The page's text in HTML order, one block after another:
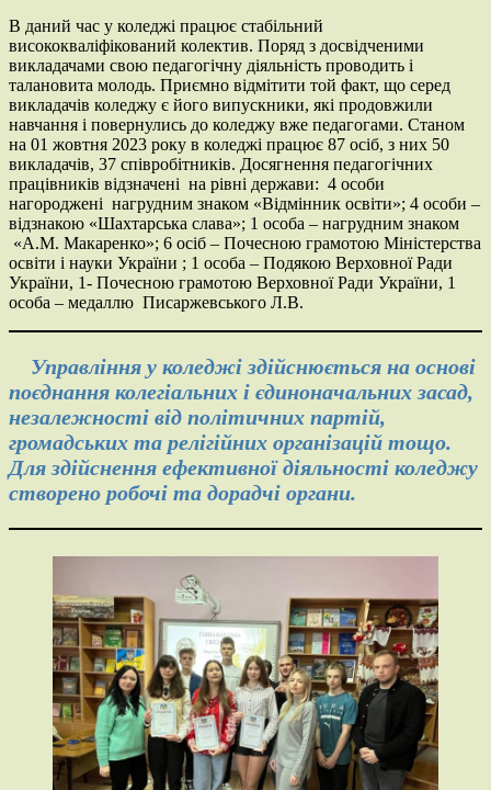
В даний час у коледжі працює стабільний
висококваліфікований колектив. Поряд з досвідченими
викладачами свою педагогічну діяльність проводить і
талановита молодь. Приємно відмітити той факт, що серед
викладачів коледжу є його випускники, які продовжили
навчання і повернулись до коледжу вже педагогами. Станом
на 01 жовтня 2023 року в коледжі працює 87 осіб, з них 50
викладачів, 37 співробітників. Досягнення педагогічних
працівників відзначені на рівні держави: 4 особи
нагороджені нагрудним знаком «Відмінник освіти»; 4 особи –
відзнакою «Шахтарська слава»; 1 особа – нагрудним знаком
«А.М. Макаренко»; 6 осіб – Почесною грамотою Міністерства
освіти і науки України ; 1 особа – Подякою Верховної Ради
України, 1- Почесною грамотою Верховної Ради України, 1
особа – медаллю Писаржевського Л.В.
Управління у коледжі здійснюється на основі
поєднання колегіальних і єдиноначальних засад,
незалежності від політичних партій,
громадських та релігійних організацій тощо.
Для здійснення ефективної діяльності коледжу
створено робочі та дорадчі органи.